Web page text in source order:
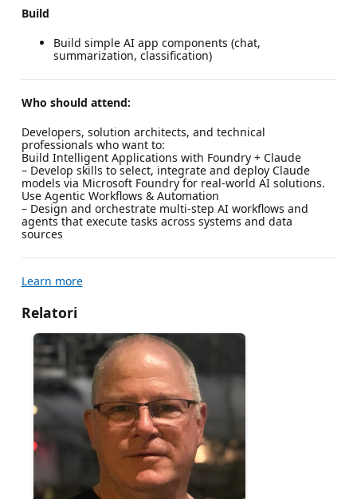
Build
Build simple AI app components (chat,
summarization, classification)
Who should attend:
Developers, solution architects, and technical
professionals who want to:
Build Intelligent Applications with Foundry + Claude
– Develop skills to select, integrate and deploy Claude
models via Microsoft Foundry for real-world AI solutions.
Use Agentic Workflows & Automation
– Design and orchestrate multi-step AI workflows and
agents that execute tasks across systems and data
sources
Learn more
Relatori